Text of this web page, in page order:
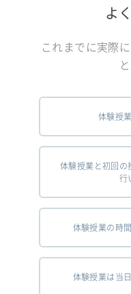
よ
これまでに実際
体験授
体験授業と初回の
行
体験授業の時
体験授業は当